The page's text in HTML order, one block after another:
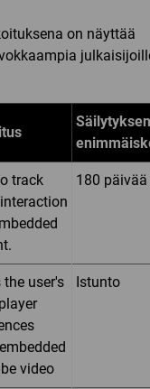
on näyttää
Säilytyksen
track
interaction
180 päivää
the user's
video
Istunto